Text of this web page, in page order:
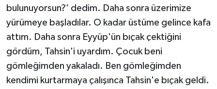
bulunuyorsun?' dedim. Daha sonra üzerimize
yürümeye başladılar. O kadar üstüme gelince kafa
attım. Daha sonra Eyyüp'ün bıçak çektiğini
gördüm, Tahsin'i uyardım. Çocuk beni
gömleğimden yakaladı. Ben gömleğimden
kendimi kurtarmaya çalışınca Tahsin'e bıçak geldi.